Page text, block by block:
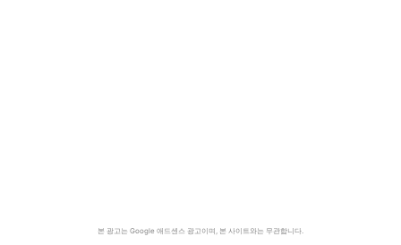
본 광고는 Google 애드센스 광고이며, 본 사이트와는 무관합니다.